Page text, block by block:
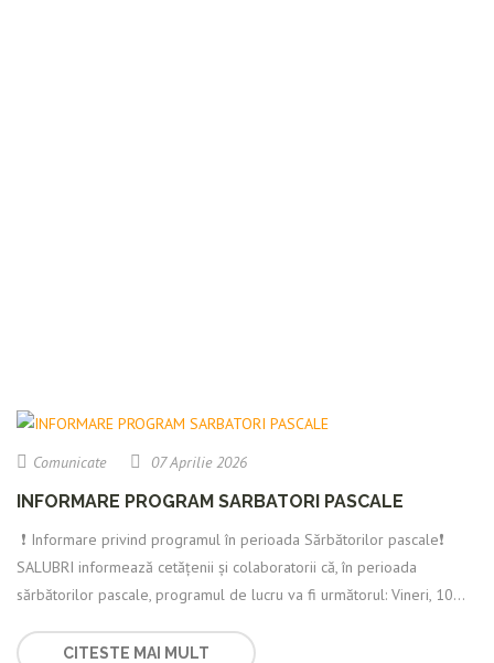
Comunicate 07 Aprilie 2026
INFORMARE PROGRAM SARBATORI PASCALE
️ ❗️ Informare privind programul în perioada Sărbătorilor pascale❗️
SALUBRI informează cetățenii și colaboratorii că, în perioada
sărbătorilor pascale, programul de lucru va fi următorul: Vineri, 10...
CITESTE MAI MULT